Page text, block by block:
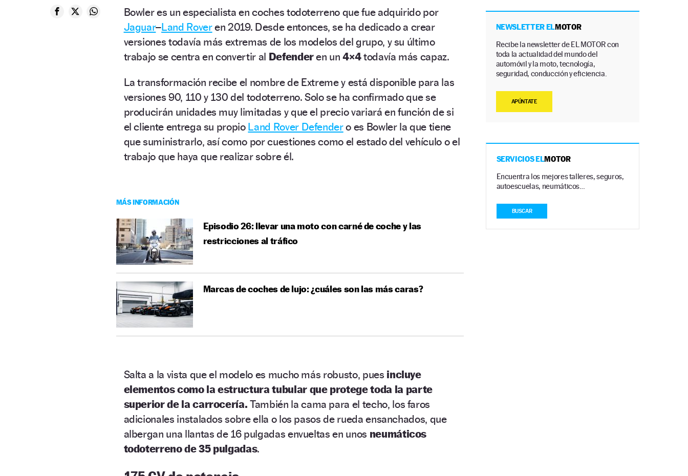
Bowler es un especialista en coches todoterreno que fue adquirido por
Jaguar–Land Roveren 2019. Desde entonces, se ha dedicado a crear
versiones todavía más extremas de los modelos del grupo, y su último
trabajo se centra en convertir al Defenderen un4×4todavía más capaz.
La transformación recibe el nombre de Extreme y está disponible para las
versiones 90, 110 y 130 del todoterreno. Solo se ha confirmado que se
producirán unidades muy limitadas y que el precio variará en función de si
el cliente entrega su propio Land Rover Defendero es Bowler la que tiene
que suministrarlo, así como por cuestiones como el estado del vehículo o el
trabajo que haya que realizar sobre él.
MÁS INFORMACIÓN
Episodio 26: llevar una moto con carné de coche y las
restricciones al tráfico
Marcas de coches de lujo: ¿cuáles son las más caras?
Salta a la vista que el modelo es mucho más robusto, pues incluye
elementos como la estructura tubular que protege toda la parte
superior de la carrocería. También la cama para el techo, los faros
adicionales instalados sobre ella o los pasos de rueda ensanchados, que
albergan una llantas de 16 pulgadas envueltas en unos neumáticos
todoterreno de 35 pulgadas.
NEWSLETTER ELMOTOR
Recibe la newsletter de EL MOTOR con
toda la actualidad del mundo del
automóvil y la moto, tecnología,
seguridad, conducción y eficiencia.
APÚNTATE
SERVICIOS ELMOTOR
Encuentra los mejores talleres, seguros,
autoescuelas, neumáticos…
BUSCAR